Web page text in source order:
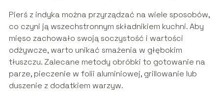
Pierś z indyka można przyrządzać na wiele sposobów,
co czyni ją wszechstronnym składnikiem kuchni. Aby
mięso zachowało swoją soczystość i wartości
odżywcze, warto unikać smażenia w głębokim
tłuszczu. Zalecane metody obróbki to gotowanie na
parze, pieczenie w folii aluminiowej, grillowanie lub
duszenie z dodatkiem warzyw.